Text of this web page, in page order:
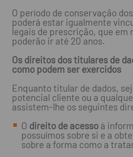
O período de conservação
poderá estar igualmente
legais de prescrição, que em
poderão ir até 20 anos.
Os direitos dos titulares de
como podem ser exercidos
Enquanto titular de dados,
potencial cliente ou a
assistem-lhe os seguintes
O direito de acesso à
possuímos sobre si e a
sobre a forma como a